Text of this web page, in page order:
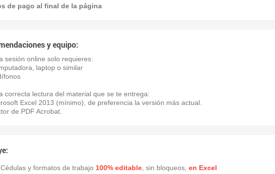
de pago al final de la página
y equipo:
sesión online solo requieres:
laptop o similar
correcta lectura del material que se te entrega:
Excel 2013 (mínimo), de preferencia la versión más actual.
de PDF Acrobat.
Cédulas y formatos de trabajo 100% editable, sin bloqueos, en Excel